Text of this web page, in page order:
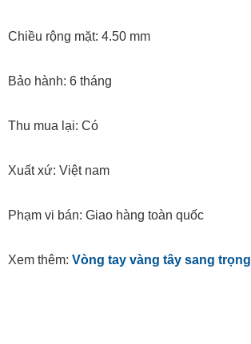
Chiều rộng mặt: 4.50 mm
Bảo hành: 6 tháng
Thu mua lại: Có
Xuất xứ: Việt nam
Phạm vi bán: Giao hàng toàn quốc
Xem thêm: Vòng tay vàng tây sang trọng